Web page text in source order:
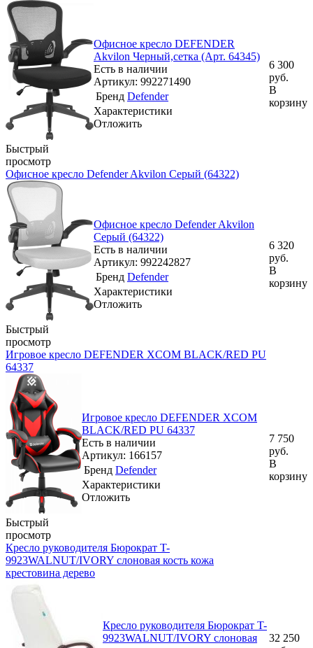
Быстрый
просмотр
Офисное кресло DEFENDER
Akvilon Черный,сетка (Арт. 64345)
Есть в наличии
Артикул: 992271490
Бренд Defender
Характеристики
Отложить
6 300
руб.
В
корзину
Офисное кресло Defender Akvilon Серый (64322)
Быстрый
просмотр
Офисное кресло Defender Akvilon
Серый (64322)
Есть в наличии
Артикул: 992242827
Бренд Defender
Характеристики
Отложить
6 320
руб.
В
корзину
Игровое кресло DEFENDER XCOM BLACK/RED PU
64337
Быстрый
просмотр
Игровое кресло DEFENDER XCOM
BLACK/RED PU 64337
Есть в наличии
Артикул: 166157
Бренд Defender
Характеристики
Отложить
7 750
руб.
В
корзину
Кресло руководителя Бюрократ T-
9923WALNUT/IVORY слоновая кость кожа
крестовина дерево
Кресло руководителя Бюрократ T-
9923WALNUT/IVORY слоновая
32 250